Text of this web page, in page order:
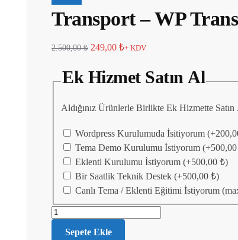
Transport – WP
2.500,00₺ 249,00 ₺+ KDV
Ek Hizmet Satın Al
Aldığınız Ürünlerle Birlikte Ek Hizmette
Wordpress Kurulumuda İsitiyorum (+
Tema Demo Kurulumu İstiyorum (+500,00
Eklenti Kurulumu İstiyorum (+500,00 ₺)
Bir Saatlik Teknik Destek (+500,00 ₺)
Canlı Tema / Eklenti Eğitimi İstiyorum
Sepete Ekle